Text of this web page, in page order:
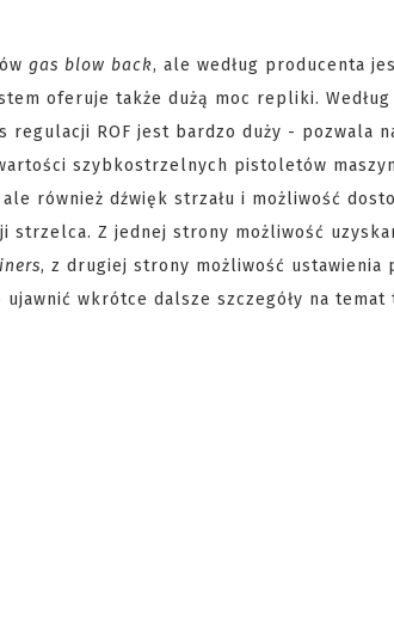
gas blow back, ale według producenta
oferuje także dużą moc repliki. Według
regulacji ROF jest bardzo duży - pozwala
szybkostrzelnych pistoletów
również dźwięk strzału i możliwość
Z jednej strony możliwość
, z drugiej strony możliwość ustawienia
wkrótce dalsze szczegóły na temat